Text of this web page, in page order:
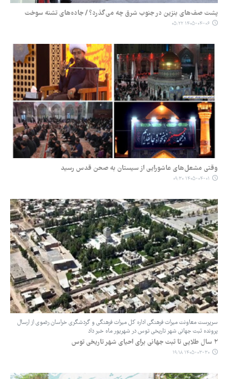
پشت صف‌های بنزین در جنوب شرق چه می‌گذرد؟ / جاده‌های تشنه سوخت
۱۴۰۵-۰۴-۰۶ ۰۵:۲۲
وقتی مشعل‌های عاشورایی از سیستان به صحن قدس رسید
۱۴۰۵-۰۴-۰۱ ۰۹:۳۰
سرپرست معاونت میراث ‌فرهنگی اداره ‌کل میراث ‌فرهنگی و گردشگری خراسان رضوی از ارسال
پرونده ثبت جهانی شهر تاریخی توس در شهریور ماه خبر داد
۲ سال طلایی تا ثبت جهانی برای احیای شهر تاریخی توس
۱۴۰۵-۰۳-۳۰ ۱۹:۱۸